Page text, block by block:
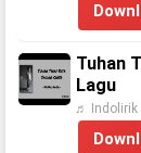
Tuhan
Lagu
♬ Indolirik